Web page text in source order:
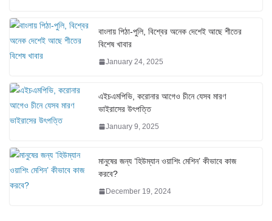
বাংলায় পিঠা-পুলি, বিশ্বের অনেক দেশেই আছে শীতের
বিশেষ খাবার
January 24, 2025
এইচএমপিভি, করোনার আগেও চীনে যেসব মারণ
ভাইরাসের উৎপত্তি
January 9, 2025
মানুষের জন্য ‘হিউম্যান ওয়াশিং মেশিন’ কীভাবে কাজ
করবে?
December 19, 2024